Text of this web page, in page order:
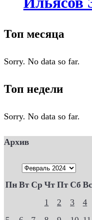
Топ месяца
Sorry. No data so far.
Топ недели
Sorry. No data so far.
Архив
Пн Вт Ср Чт Пт Сб Вс
1
2 3
4